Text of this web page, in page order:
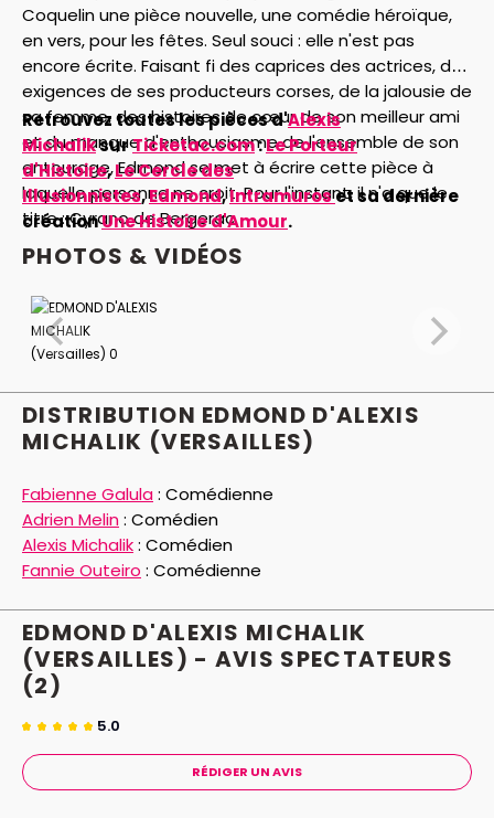
Coquelin une pièce nouvelle, une comédie héroïque,
en vers, pour les fêtes. Seul souci : elle n'est pas
encore écrite. Faisant fi des caprices des actrices, des
exigences de ses producteurs corses, de la jalousie de
sa femme, des histoires de cœur de son meilleur ami
et du manque d'enthousiasme de l'ensemble de son
entourage, Edmond se met à écrire cette pièce à
laquelle personne ne croit. Pour l'instant, il n'a que le
titre : Cyrano de Bergerac.
Retrouvez toutes les pièces d'Alexis
MichaliksurTicketac.com:Le Porteur
d'Histoire,Le Cercle des
Illusionnistes,Edmond,Intramuroset sa dernière
créationUne Histoire d'Amour.
PHOTOS & VIDÉOS
DISTRIBUTION EDMOND D'ALEXIS
MICHALIK (VERSAILLES)
Fabienne Galula: Comédienne
Adrien Melin: Comédien
Alexis Michalik: Comédien
Fannie Outeiro : Comédienne
EDMOND D'ALEXIS MICHALIK
(VERSAILLES) - AVIS SPECTATEURS
(2)
5.0
RÉDIGER UN AVIS